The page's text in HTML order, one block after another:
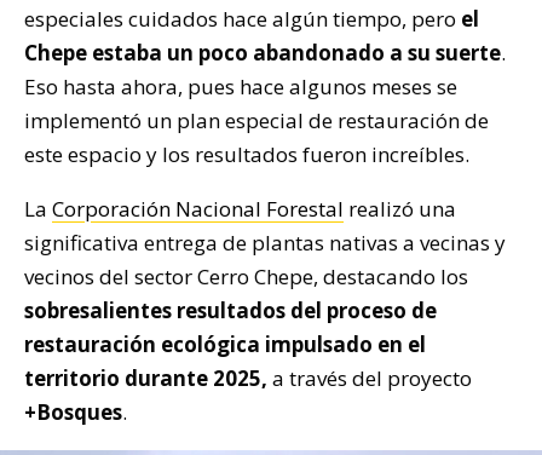
especiales cuidados hace algún tiempo, pero el
Chepe estaba un poco abandonado a su suerte.
Eso hasta ahora, pues hace algunos meses se
implementó un plan especial de restauración de
este espacio y los resultados fueron increíbles.
La Corporación Nacional Forestal realizó una
significativa entrega de plantas nativas a vecinas y
vecinos del sector Cerro Chepe, destacando los
sobresalientes resultados del proceso de
restauración ecológica impulsado en el
territorio durante 2025, a través del proyecto
+Bosques.